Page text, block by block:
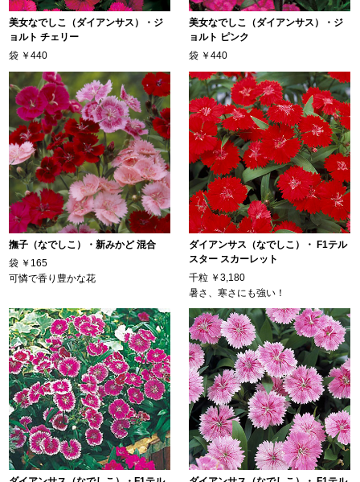
美女なでしこ（ダイアンサス）・ジ
ョルト チェリー
袋 ￥440
美女なでしこ（ダイアンサス）・ジ
ョルト ピンク
袋 ￥440
撫子（なでしこ）・新みかど 混合
袋 ￥165
可憐で香り豊かな花
ダイアンサス（なでしこ）・ F1テル
スター スカーレット
千粒 ￥3,180
暑さ、寒さにも強い！